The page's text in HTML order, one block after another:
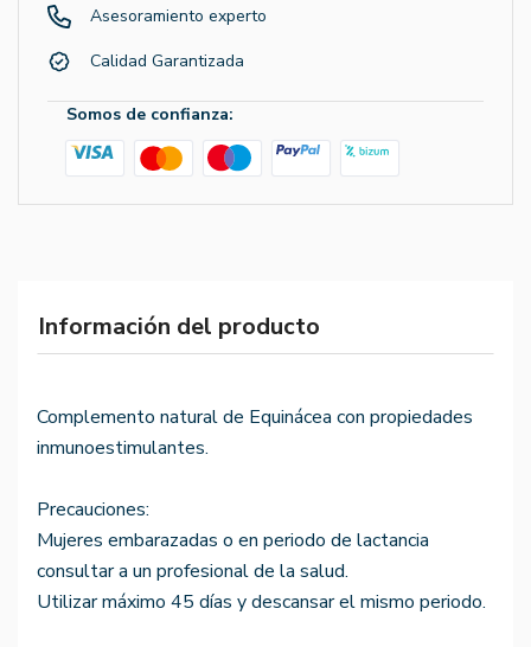
Asesoramiento experto
Calidad Garantizada
Somos de confianza:
Información del producto
Complemento natural de Equinácea con propiedades
inmunoestimulantes.
Precauciones:
Mujeres embarazadas o en periodo de lactancia
consultar a un profesional de la salud.
Utilizar máximo 45 días y descansar el mismo periodo.